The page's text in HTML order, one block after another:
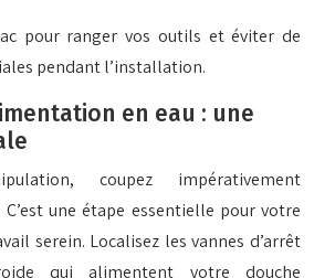
pour ranger vos outils et éviter de
pendant l’installation.
en eau : une
coupez impérativement
une étape essentielle pour votre
serein. Localisez les vannes d’arrêt
qui alimentent votre douche